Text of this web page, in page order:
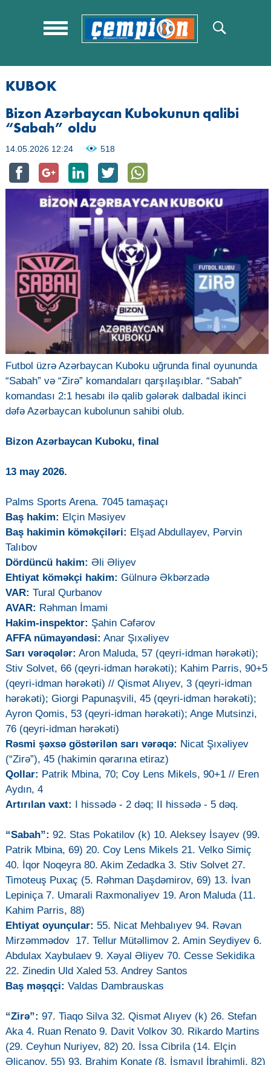
KUBOK
Bizon Azərbaycan Kubokunun qalibi
“Sabah” oldu
14.05.2026 12:24 518
Futbol üzrə Azərbaycan Kuboku uğrunda final oyununda
“Sabah” və “Zirə” komandaları qarşılaşıblar. “Sabah”
komandası 2:1 hesabı ilə qalib gələrək dalbadal ikinci
dəfə Azərbaycan kubolunun sahibi olub.
Bizon Azərbaycan Kuboku, final
13 may 2026.
Palms Sports Arena. 7045 tamaşaçı
Baş hakim: Elçin Məsiyev
Baş hakimin köməkçiləri: Elşad Abdullayev, Pərvin
Talıbov
Dördüncü hakim: Əli Əliyev
Ehtiyat köməkçi hakim: Gülnurə Əkbərzadə
VAR: Tural Qurbanov
AVAR: Rəhman İmami
Hakim-inspektor: Şahin Cəfərov
AFFA nümayəndəsi: Anar Şıxəliyev
Sarı vərəqələr: Aron Maluda, 57 (qeyri-idman hərəkəti);
Stiv Solvet, 66 (qeyri-idman hərəkəti); Kahim Parris, 90+5
(qeyri-idman hərəkəti) // Qismət Alıyev, 3 (qeyri-idman
hərəkəti); Giorgi Papunaşvili, 45 (qeyri-idman hərəkəti);
Ayron Qomis, 53 (qeyri-idman hərəkəti); Ange Mutsinzi,
76 (qeyri-idman hərəkəti)
Rəsmi şəxsə göstərilən sarı vərəqə: Nicat Şıxəliyev
(“Zirə”), 45 (hakimin qərarına etiraz)
Qollar: Patrik Mbina, 70; Coy Lens Mikels, 90+1 // Eren
Aydın, 4
Artırılan vaxt: I hissədə - 2 dəq; II hissədə - 5 dəq.
“Sabah”: 92. Stas Pokatilov (k) 10. Aleksey İsayev (99.
Patrik Mbina, 69) 20. Coy Lens Mikels 21. Velko Simiç
40. İqor Noqeyra 80. Akim Zedadka 3. Stiv Solvet 27.
Timoteuş Puxaç (5. Rəhman Daşdəmirov, 69) 13. İvan
Lepiniça 7. Umarali Raxmonaliyev 19. Aron Maluda (11.
Kahim Parris, 88)
Ehtiyat oyunçular: 55. Nicat Mehbalıyev 94. Rəvan
Mirzəmmədov 17. Tellur Mütəllimov 2. Amin Seydiyev 6.
Abdulax Xaybulaev 9. Xəyal Əliyev 70. Cesse Sekidika
22. Zinedin Uld Xaled 53. Andrey Santos
Baş məşqçi: Valdas Dambrauskas
“Zirə”: 97. Tiaqo Silva 32. Qismət Alıyev (k) 26. Stefan
Aka 4. Ruan Renato 9. Davit Volkov 30. Rikardo Martins
(29. Ceyhun Nuriyev, 82) 20. İssa Cibrila (14. Elçin
Əlicanov, 55) 93. Brahim Konate (8. İsmayıl İbrahimli, 82)